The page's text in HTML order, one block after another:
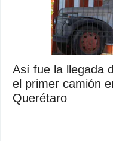
Así fue la llegada
el primer camión
Querétaro